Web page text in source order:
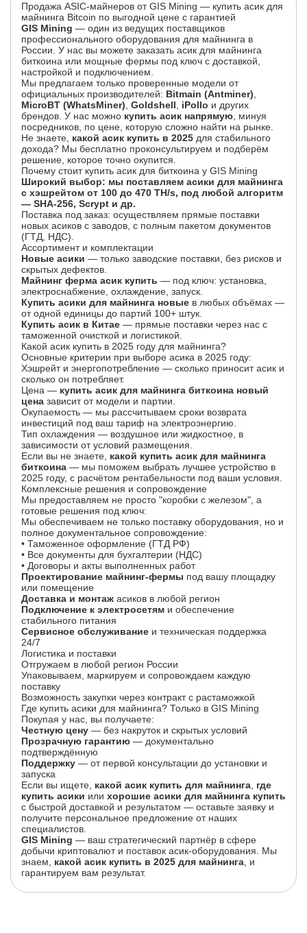
Продажа ASIC-майнеров от GIS Mining — купить асик для
майнинга Bitcoin по выгодной цене с гарантией
GIS Mining — один из ведущих поставщиков
профессионального оборудования для майнинга в
России. У нас вы можете заказать асик для майнинга
биткоина или мощные фермы под ключ с доставкой,
настройкой и подключением.
Мы предлагаем только проверенные модели от
официальных производителей: Bitmain (Antminer)
MicroBT (WhatsMiner) Goldshell iPollo и других
брендов. У нас можно купить асик напрямую , минуя
посредников, по цене, которую сложно найти на рынке.
Не знаете, какой асик купить в 2025 для стабильного
дохода? Мы бесплатно проконсультируем и подберём
решение, которое точно окупится.
Почему стоит купить асик для биткоина у GIS Mining
Широкий выбор: мы поставляем асики для майнинга
с хэшрейтом от 100 до 470 TH/s, под любой алгоритм
— SHA-256, Scrypt и др.
Поставка под заказ: осуществляем прямые поставки
новых асиков с заводов, с полным пакетом документов
(ГТД, НДС).
Ассортимент и комплектации
Новые асики — только заводские поставки, без рисков и
скрытых дефектов.
Майнинг ферма асик купить — под ключ: установка,
электроснабжение, охлаждение, запуск.
Купить асики для майнинга новые в любых объёмах —
от одной единицы до партий 100+ штук.
Купить асик в Китае — прямые поставки через нас с
таможенной очисткой и логистикой.
Какой асик купить в 2025 году для майнинга?
Основные критерии при выборе асика в 2025 году:
Хэшрейт и энергопотребление — сколько приносит асик и
сколько он потребляет.
Цена — купить асик для майнинга биткоина новый
цена зависит от модели и партии.
Окупаемость — мы рассчитываем сроки возврата
инвестиций под ваш тариф на электроэнергию.
Тип охлаждения — воздушное или жидкостное, в
зависимости от условий размещения.
Если вы не знаете, какой купить асик для майнинга
биткоина — мы поможем выбрать лучшее устройство в
2025 году, с расчётом рентабельности под ваши условия.
Комплексные решения и сопровождение
Мы предоставляем не просто "коробки с железом", а
готовые решения под ключ:
Мы обеспечиваем не только поставку оборудования, но и
полное документальное сопровождение:
• Таможенное оформление (ГТД РФ)
• Все документы для бухгалтерии (НДС)
• Договоры и акты выполненных работ
Проектирование майнинг-фермы под вашу площадку
или помещение
Доставка и монтаж асиков в любой регион
Подключение к электросетям и обеспечение
стабильного питания
Сервисное обслуживание и техническая поддержка
24/7
Логистика и поставки
Отгружаем в любой регион России
Упаковываем, маркируем и сопровождаем каждую
поставку
Возможность закупки через контракт с растаможкой
Где купить асики для майнинга? Только в GIS Mining
Покупая у нас, вы получаете:
Честную цену — без накруток и скрытых условий
Прозрачную гарантию — документально
подтверждённую
Поддержку — от первой консультации до установки и
запуска
Если вы ищете, какой асик купить для майнинга где
купить асики или хорошие асики для майнинга купить
с быстрой доставкой и результатом — оставьте заявку и
получите персональное предложение от наших
специалистов.
GIS Mining — ваш стратегический партнёр в сфере
добычи криптовалют и поставок асик-оборудования. Мы
знаем, какой асик купить в 2025 для майнинга , и
гарантируем вам результат.